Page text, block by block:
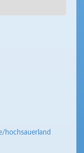
hochsauerland